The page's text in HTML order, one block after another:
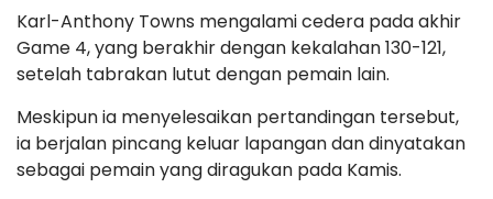
Karl-Anthony Towns mengalami cedera pada akhir
Game 4, yang berakhir dengan kekalahan 130-121,
setelah tabrakan lutut dengan pemain lain.
Meskipun ia menyelesaikan pertandingan tersebut,
ia berjalan pincang keluar lapangan dan dinyatakan
sebagai pemain yang diragukan pada Kamis.